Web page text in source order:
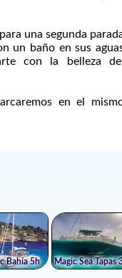
una segunda
un baño en sus
con la belleza
en el